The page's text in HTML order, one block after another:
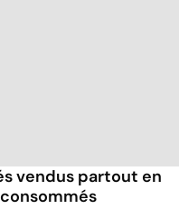
vendus partout en